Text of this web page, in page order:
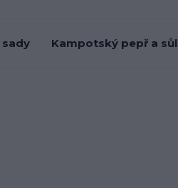
Kampotský pepř a sůl